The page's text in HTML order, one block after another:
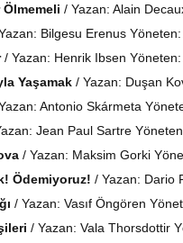
/ Yazan: Alain
Bilgesu Erenus
/ Yazan: Henrik Ibsen
Yaşamak / Yazan: Duşan
Antonio Skármeta
Jean Paul Sartre
/ Yazan: Maksim Gorki
Ödemiyoruz! / Yazan: Dario
/ Yazan: Vasıf Öngören
/ Yazan: Vala Thorsdottir